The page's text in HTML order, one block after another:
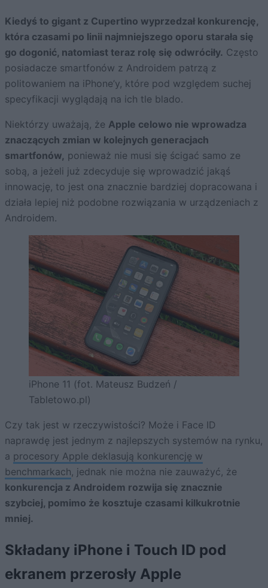
Kiedyś to gigant z Cupertino wyprzedzał konkurencję,
która czasami po linii najmniejszego oporu starała się
go dogonić, natomiast teraz rolę się odwróciły. Często
posiadacze smartfonów z Androidem patrzą z
politowaniem na iPhone’y, które pod względem suchej
specyfikacji wyglądają na ich tle blado.
Niektórzy uważają, że Apple celowo nie wprowadza
znaczących zmian w kolejnych generacjach
smartfonów, ponieważ nie musi się ścigać samo ze
sobą, a jeżeli już zdecyduje się wprowadzić jakąś
innowację, to jest ona znacznie bardziej dopracowana i
działa lepiej niż podobne rozwiązania w urządzeniach z
Androidem.
iPhone 11 (fot. Mateusz Budzeń /
Tabletowo.pl)
Czy tak jest w rzeczywistości? Może i Face ID
naprawdę jest jednym z najlepszych systemów na rynku,
a procesory Apple deklasują konkurencję w
benchmarkach, jednak nie można nie zauważyć, że
konkurencja z Androidem rozwija się znacznie
szybciej, pomimo że kosztuje czasami kilkukrotnie
mniej.
Składany iPhone i Touch ID pod
ekranem przerosły Apple